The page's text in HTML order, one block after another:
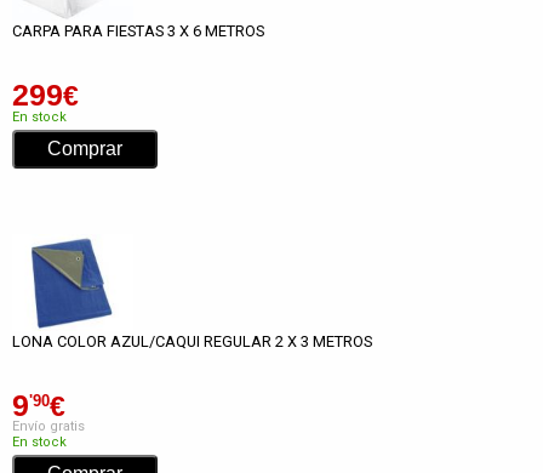
CARPA PARA FIESTAS 3 X 6 METROS
299€
En stock
LONA COLOR AZUL/CAQUI REGULAR 2 X 3 METROS
9'90€
Envío gratis
En stock